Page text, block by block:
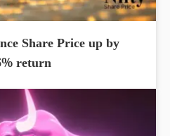
Share Price up by
return